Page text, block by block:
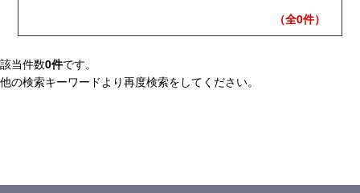
（全0件）
該当件数0件です。
他の検索キーワードより再度検索をしてください。